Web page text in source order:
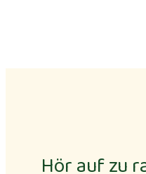
Hör auf zu